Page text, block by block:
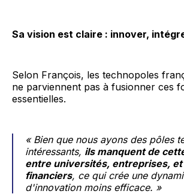
Sa vision est claire : innover,
Selon François, les technopoles
ne parviennent pas à fusionner ces
essentielles.
« Bien que nous ayons des pôles
intéressants, ils manquent de
entre universités, entreprises,
financiers, ce qui crée une
d'innovation moins efficace. »